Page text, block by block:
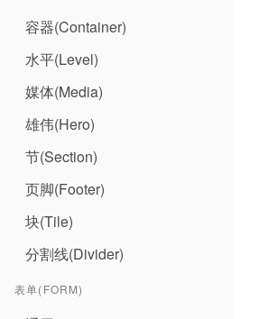
容器(Container)
水平(Level)
媒体(Media)
雄伟(Hero)
节(Section)
页脚(Footer)
块(Tile)
分割线(Divider)
表单(FORM)